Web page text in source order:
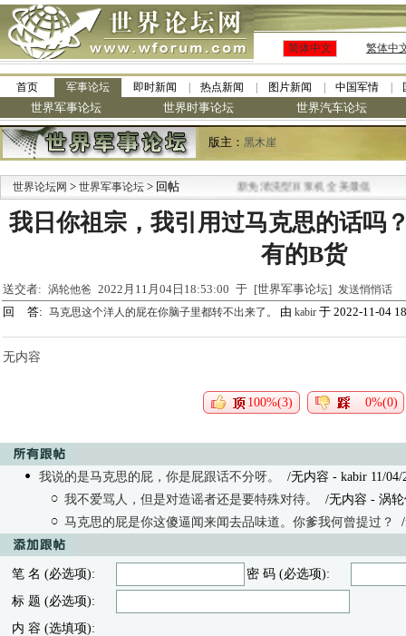
简体中文 繁体中
首页 军事论坛 即时新闻 热点新闻 图片新闻 中国军情
世界军事论坛 世界时事论坛 世界汽车论坛
版主： 黑木崖
世界论坛网 > 世界军事论坛 > 回帖· 九阳全新免清洗型豆浆机 全美最低
我日你祖宗，我引用过马克思的话吗
有的B货
送交者: 涡轮他爸 2022月11月04日18:53:00 于 [世界军事论坛] 发送悄悄话
回 答: 马克思这个洋人的屁在你脑子里都转不出来了。 由 kabir 于 2022-11-04
无内容
100%(3) 0%(0)
我说的是马克思的屁，你是屁跟话不分呀。
/无内容 - kabir 11/04/
我不爱骂人，但是对造谣者还是要特殊对待。
/无内容 - 涡轮
马克思的屁是你这傻逼闻来闻去品味道。你爹我何曾提过？
笔 名 (必选项):
密 码 (必选项):
标 题 (必选项):
内 容 (选填项):